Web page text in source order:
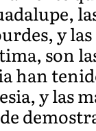
y las
son
han
y las